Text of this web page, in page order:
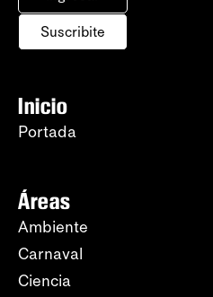
Suscribite
Inicio
Portada
Áreas
Ambiente
Carnaval
Ciencia